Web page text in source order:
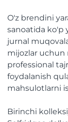
O'z brendini
sanoatida ko'p
jurnal
mijozlar uchun
professional
foydalanish
mahsulotlarni
Birinchi